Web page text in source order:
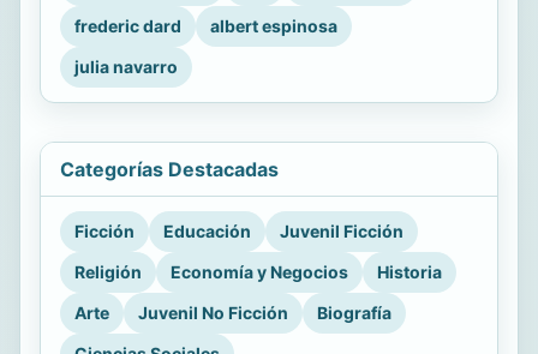
frederic dard
albert espinosa
julia navarro
Categorías Destacadas
Ficción Educación
Juvenil Ficción
Religión
Economía y Negocios
Historia
Arte
Juvenil No Ficción
Biografía